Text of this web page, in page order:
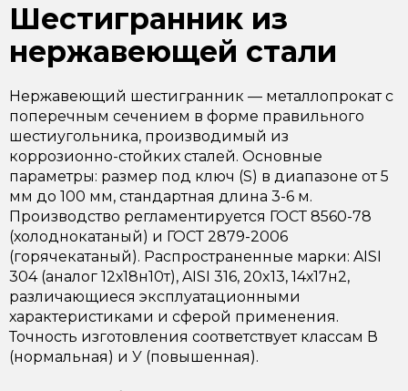
Шестигранник из
нержавеющей стали
Нержавеющий шестигранник — металлопрокат с
поперечным сечением в форме правильного
шестиугольника, производимый из
коррозионно-стойких сталей. Основные
параметры: размер под ключ (S) в диапазоне от 5
мм до 100 мм, стандартная длина 3-6 м.
Производство регламентируется ГОСТ 8560-78
(холоднокатаный) и ГОСТ 2879-2006
(горячекатаный). Распространенные марки: AISI
304 (аналог 12х18н10т), AISI 316, 20x13, 14х17н2,
различающиеся эксплуатационными
характеристиками и сферой применения.
Точность изготовления соответствует классам В
(нормальная) и У (повышенная).